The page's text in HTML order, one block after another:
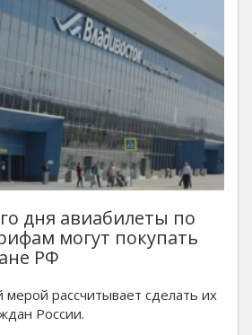
дня авиабилеты по
могут покупать
РФ
мерой рассчитывает сделать их
России.